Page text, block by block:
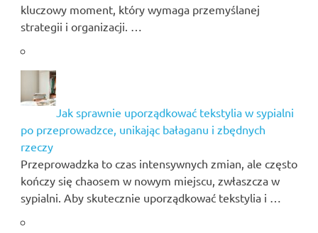
kluczowy moment, który wymaga przemyślanej
strategii i organizacji. …
Jak sprawnie uporządkować tekstylia w sypialni
po przeprowadzce, unikając bałaganu i zbędnych
rzeczy
Przeprowadzka to czas intensywnych zmian, ale często
kończy się chaosem w nowym miejscu, zwłaszcza w
sypialni. Aby skutecznie uporządkować tekstylia i …